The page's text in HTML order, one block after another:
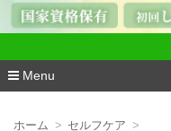
Menu
ホーム
セルフケア